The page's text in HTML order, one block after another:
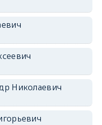
Николаевич